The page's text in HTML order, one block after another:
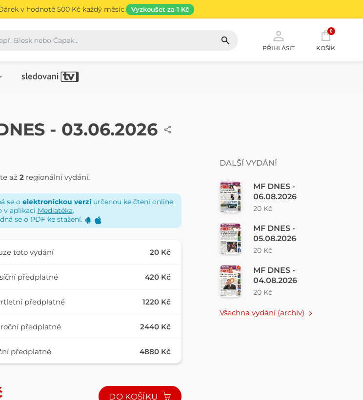
v hodnotě 500 Kč každý měsíc. Vyzkoušet za 1 Kč
PŘIHLÁSIT
0
KOŠÍK
- 03.06.2026
až 2 regionální vydání.
se o elektronickou verzi určenou ke čtení online,
v aplikaci Mediatéka.
se o PDF ke stažení.
toto vydání 20 Kč
předplatné 420 Kč
předplatné 1220 Kč
předplatné 2440 Kč
předplatné 4880 Kč
DO KOŠÍKU
DALŠÍ VYDÁNÍ
MF DNES -
06.08.2026
20 Kč
MF DNES -
05.08.2026
20 Kč
MF DNES -
04.08.2026
20 Kč
Všechna vydání (archiv)